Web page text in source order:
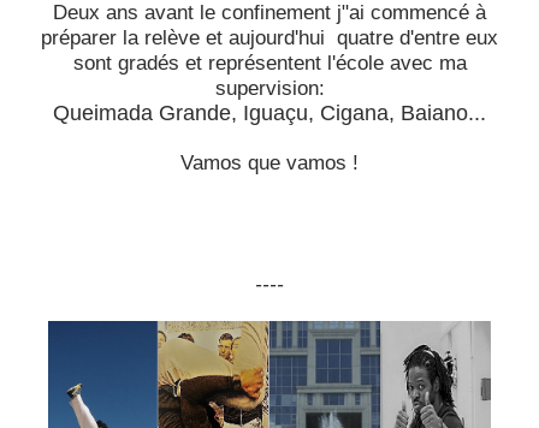
Deux ans avant le confinement j"ai commencé à
préparer la relève et aujourd'hui quatre d'entre eux
sont gradés et représentent l'école avec ma
supervision:
Queimada Grande, Iguaçu, Cigana, Baiano...
Vamos que vamos !
----